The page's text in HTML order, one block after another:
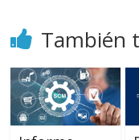
También